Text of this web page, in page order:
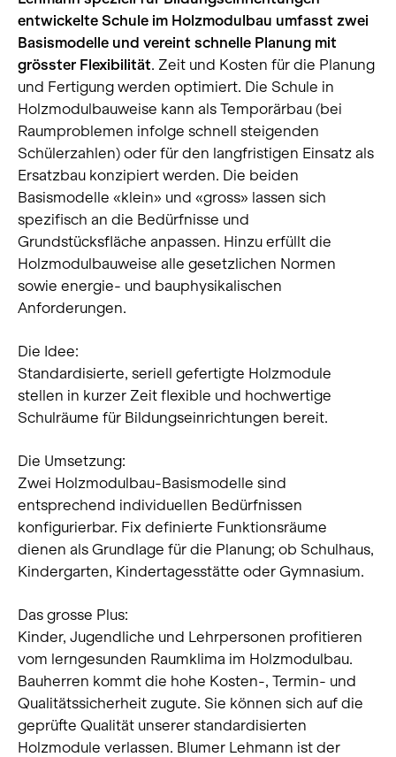
entwickelte Schule im Holzmodulbau umfasst zwei
Basismodelle und vereint schnelle Planung mit
grösster Flexibilität. Zeit und Kosten für die Planung
und Fertigung werden optimiert. Die Schule in
Holzmodulbauweise kann als Temporärbau (bei
Raumproblemen infolge schnell steigenden
Schülerzahlen) oder für den langfristigen Einsatz als
Ersatzbau konzipiert werden. Die beiden
Basismodelle «klein» und «gross» lassen sich
spezifisch an die Bedürfnisse und
Grundstücksfläche anpassen. Hinzu erfüllt die
Holzmodulbauweise alle gesetzlichen Normen
sowie energie- und bauphysikalischen
Anforderungen.
Die Idee:
Standardisierte, seriell gefertigte Holzmodule
stellen in kurzer Zeit flexible und hochwertige
Schulräume für Bildungseinrichtungen bereit.
Die Umsetzung:
Zwei Holzmodulbau-Basismodelle sind
entsprechend individuellen Bedürfnissen
konfigurierbar. Fix definierte Funktionsräume
dienen als Grundlage für die Planung; ob Schulhaus,
Kindergarten, Kindertagesstätte oder Gymnasium.
Das grosse Plus:
Kinder, Jugendliche und Lehrpersonen profitieren
vom lerngesunden Raumklima im Holzmodulbau.
Bauherren kommt die hohe Kosten-, Termin- und
Qualitätssicherheit zugute. Sie können sich auf die
geprüfte Qualität unserer standardisierten
Holzmodule verlassen. Blumer Lehmann ist der